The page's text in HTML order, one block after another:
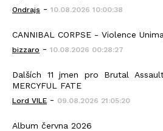
Ondrajs - 10.08.2026 10:00:38
CANNIBAL CORPSE - Violence
bizzaro - 10.08.2026 00:28:27
Dalších 11 jmen pro Brutal
MERCYFUL FATE
Lord VILE - 09.08.2026 21:05:20
Album června 2026